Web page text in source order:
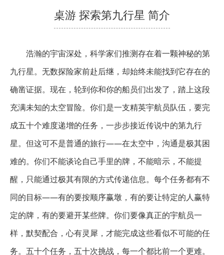
桌游 探索第九行星 简介
浩瀚的宇宙深处，科学家们推测存在着一颗神秘的第
九行星。无数探险家前赴后继，却始终未能找到它存在的
确凿证据。现在，轮到你和你的船员们出发了，踏上这段
充满未知的太空冒险。你们是一支精英宇航员队伍，要完
成五十个难度递增的任务，一步步接近传说中的第九行
星。但这可不是普通的旅行——在太空中，沟通是极其困
难的。你们不能谈论自己手里的牌，不能暗示，不能提
醒，只能通过极其有限的方式传递信息。每个任务都有不
同的目标——有的要按顺序赢墩，有的要让特定的人赢特
定的牌，有的要避开某些牌。你们要像真正的宇航员一
样，默契配合，心有灵犀，才能完成这些看似不可能的任
务。五十个任务，五十次挑战，每一个都比前一个更难。